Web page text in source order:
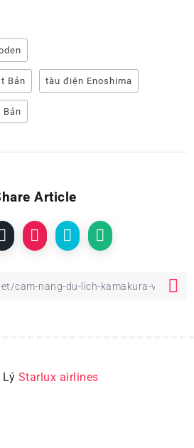
Bản tàu điện Enoshima
Bản
Article
Starlux airlines